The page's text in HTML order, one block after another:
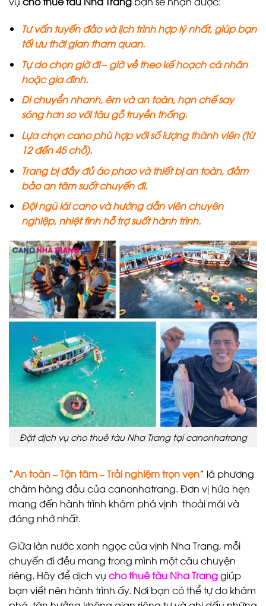
Tư vấn tuyến đảo và lịch trình hợp lý nhất, giúp bạn
tối ưu thời gian tham quan.
Tự do chọn giờ đi – giờ về theo kế hoạch cá nhân
hoặc gia đình.
Di chuyển nhanh, êm và an toàn, hạn chế say
sóng hơn so với tàu gỗ truyền thống.
Lựa chọn cano phù hợp với số lượng thành viên (từ
12 đến 45 chỗ).
Trang bị đầy đủ áo phao và thiết bị an toàn, đảm
bảo an tâm suốt chuyến đi.
Đội ngũ lái cano và hướng dẫn viên chuyên
nghiệp, nhiệt tình hỗ trợ suốt hành trình.
Đặt dịch vụ cho thuê tàu Nha Trang tại canonhatrang
“An toàn – Tận tâm – Trải nghiệm trọn vẹn” là phương
châm hàng đầu của canonhatrang. Đơn vị hứa hẹn
mang đến hành trình khám phá vịnh thoải mái và
đáng nhớ nhất.
Giữa làn nước xanh ngọc của vịnh Nha Trang, mỗi
chuyến đi đều mang trong mình một câu chuyện
riêng. Hãy để dịch vụ cho thuê tàu Nha Tranggiúp
bạn viết nên hành trình ấy. Nơi bạn có thể tự do khám